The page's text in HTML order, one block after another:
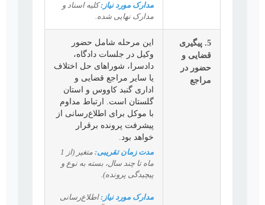
مدارک مورد نیاز:کلیه اسناد و
مدارک نهایی شده.
5. پیگیری
قضایی و
حضور در
مراجع
این مرحله شامل حضور
وکیل در جلسات دادگاه،
دادسرا، شوراهای حل اختلاف
یا سایر مراجع قضایی و
اداری گنبد کاووس و استان
گلستان است. ارتباط مداوم
با موکل برای اطلاع‌رسانی از
پیشرفت پرونده برقرار
خواهد بود.
مدت زمان تقریبی:
متغیر (از 1
ماه تا چند سال، بسته به نوع و
پیچیدگی پرونده).
مدارک مورد نیاز:اطلاع‌رسانی